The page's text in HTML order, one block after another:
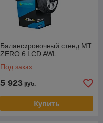
Балансировочный стенд MT
ZERO 6 LCD AWL
Под заказ
5 923 руб.
Купить